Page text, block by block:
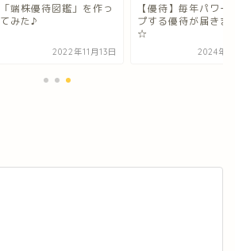
「端株優待図鑑」を作っ
てみた♪
2022年11月13日
【優待】毎年パワー
プする優待が届きま
☆
2024年3